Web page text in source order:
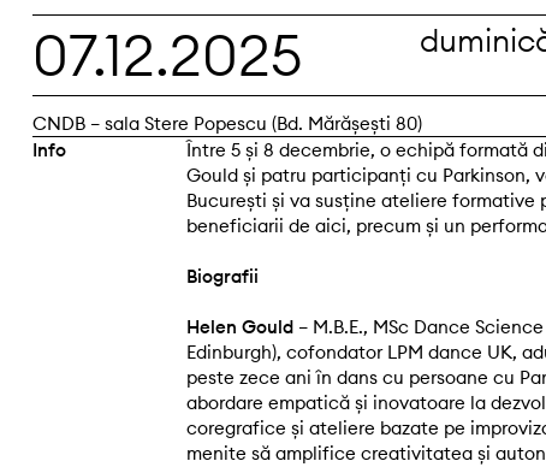
07.12.2025
CNDB – sala Stere Popescu (Bd. Mărășești 80)
Info
Între 5 și 8 decembrie, o echipă formată
Gould și patru participanți cu Parkinson,
București și va susține ateliere formative
beneficiarii de aici, precum și un
Biografii
Helen Gould– M.B.E., MSc Dance
Edinburgh), cofondator LPM dance UK,
peste zece ani în dans cu persoane cu
abordare empatică și inovatoare la
coregrafice și ateliere bazate pe
menite să amplifice creativitatea și